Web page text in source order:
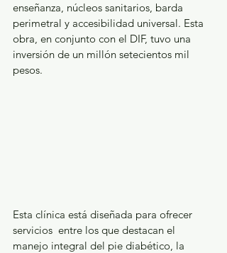
enseñanza, núcleos sanitarios, barda
perimetral y accesibilidad universal. Esta
obra, en conjunto con el DIF, tuvo una
inversión de un millón setecientos mil
pesos.
Esta clínica está diseñada para ofrecer
servicios  entre los que destacan el
manejo integral del pie diabético, la